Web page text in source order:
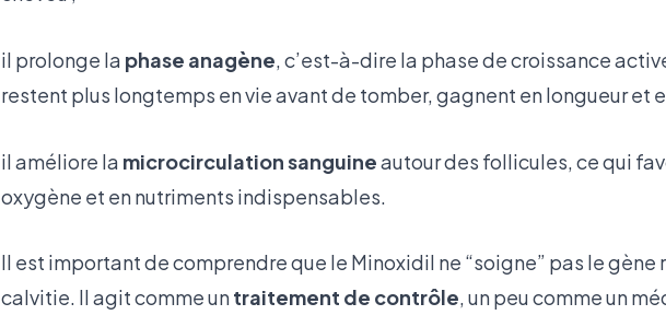
il prolonge la phase anagène, c’est-à-dire la phase de croissance
restent plus longtemps en vie avant de tomber, gagnent en longueur et
il améliore la microcirculation sanguineautour des follicules, ce qui
oxygène et en nutriments indispensables.
Il est important de comprendre que le Minoxidil ne “soigne” pas le gène
calvitie. Il agit comme untraitement de contrôle, un peu comme un